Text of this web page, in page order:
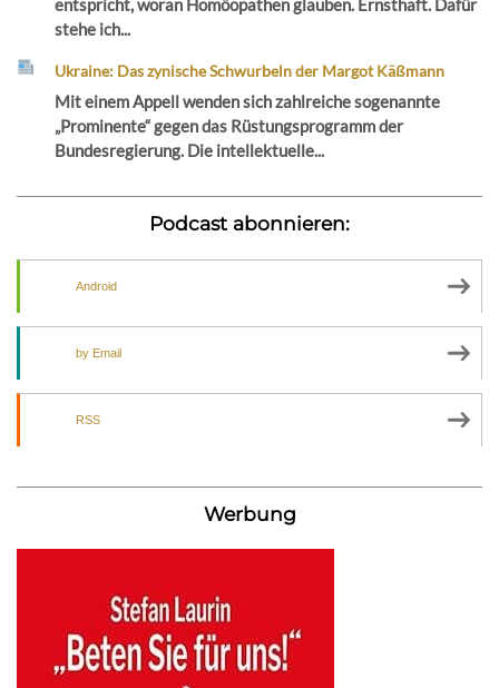
stehe ich...
Ukraine: Das zynische Schwurbeln der Margot Käßmann
Mit einem Appell wenden sich zahlreiche sogenannte
„Prominente“ gegen das Rüstungsprogramm der
Bundesregierung. Die intellektuelle...
Podcast abonnieren:
Android
by Email
RSS
Werbung